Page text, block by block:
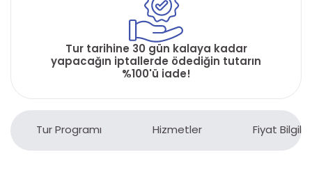
Tur tarihine 30 gün kalaya kadar
yapacağın iptallerde ödediğin tutarın
%100'ü iade!
Tur Programı Hizmetler Fiyat